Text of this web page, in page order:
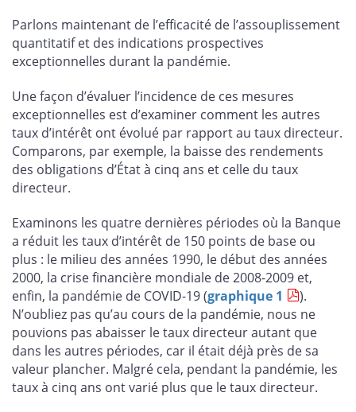
Parlons maintenant de l’efficacité de l’assouplissement
quantitatif et des indications prospectives
exceptionnelles durant la pandémie.
Une façon d’évaluer l’incidence de ces mesures
exceptionnelles est d’examiner comment les autres
taux d’intérêt ont évolué par rapport au taux directeur.
Comparons, par exemple, la baisse des rendements
des obligations d’État à cinq ans et celle du taux
directeur.
Examinons les quatre dernières périodes où la Banque
a réduit les taux d’intérêt de 150 points de base ou
plus : le milieu des années 1990, le début des années
2000, la crise financière mondiale de 2008-2009 et,
enfin, la pandémie de COVID-19 (graphique 1
).
N’oubliez pas qu’au cours de la pandémie, nous ne
pouvions pas abaisser le taux directeur autant que
dans les autres périodes, car il était déjà près de sa
valeur plancher. Malgré cela, pendant la pandémie, les
taux à cinq ans ont varié plus que le taux directeur.